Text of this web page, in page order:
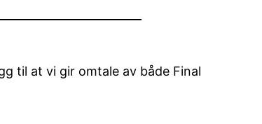
til at vi gir omtale av både Final